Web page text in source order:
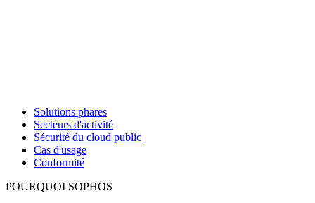
Solutions phares
Secteurs d'activité
Sécurité du cloud public
Cas d'usage
Conformité
POURQUOI SOPHOS